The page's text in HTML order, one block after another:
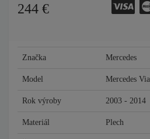
244 €
Značka Mercedes
Model Mercedes
Rok výroby 2003 - 2014
Materiál Plech